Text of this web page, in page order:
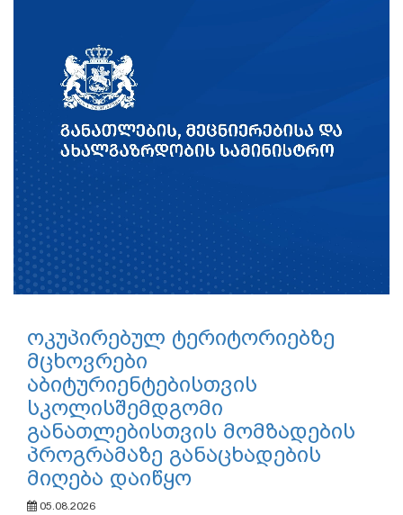
ოკუპირებულ ტერიტორიებზე
მცხოვრები
აბიტურიენტებისთვის
სკოლისშემდგომი
განათლებისთვის მომზადების
პროგრამაზე განაცხადების
მიღება დაიწყო
05.08.2026